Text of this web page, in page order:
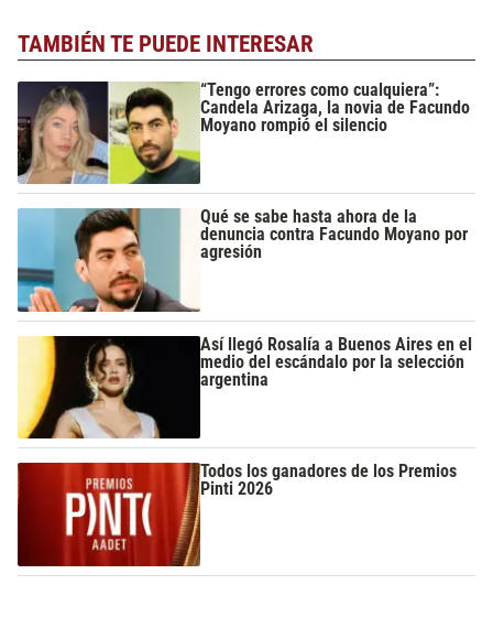
TAMBIÉN TE PUEDE INTERESAR
“Tengo errores como cualquiera”:
Candela Arizaga, la novia de Facundo
Moyano rompió el silencio
Qué se sabe hasta ahora de la
denuncia contra Facundo Moyano por
agresión
Así llegó Rosalía a Buenos Aires en el
medio del escándalo por la selección
argentina
Todos los ganadores de los Premios
Pinti 2026